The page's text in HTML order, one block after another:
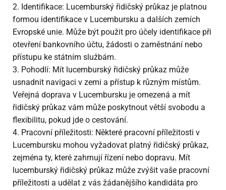
2. Identifikace: Lucemburský řidičský průkaz je platnou
formou identifikace v Lucembursku a dalších zemích
Evropské unie. Může být použit pro účely identifikace při
otevření bankovního účtu, žádosti o zaměstnání nebo
přístupu ke státním službám.
3. Pohodlí: Mít lucemburský řidičský průkaz může
usnadnit navigaci v zemi a přístup k různým místům.
Veřejná doprava v Lucembursku je omezená a mít
řidičský průkaz vám může poskytnout větší svobodu a
flexibilitu, pokud jde o cestování.
4. Pracovní příležitosti: Některé pracovní příležitosti v
Lucembursku mohou vyžadovat platný řidičský průkaz,
zejména ty, které zahrnují řízení nebo dopravu. Mít
lucemburský řidičský průkaz může zvýšit vaše pracovní
příležitosti a udělat z vás žádanějšího kandidáta pro